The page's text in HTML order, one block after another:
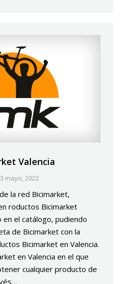
Valencia
3 mayo, 2022
la red Bicimarket,
roductos Bicimarket
en el catálogo, pudiendo
de Bicimarket con la
Bicimarket en Valencia.
en Valencia en el que
cualquier producto de